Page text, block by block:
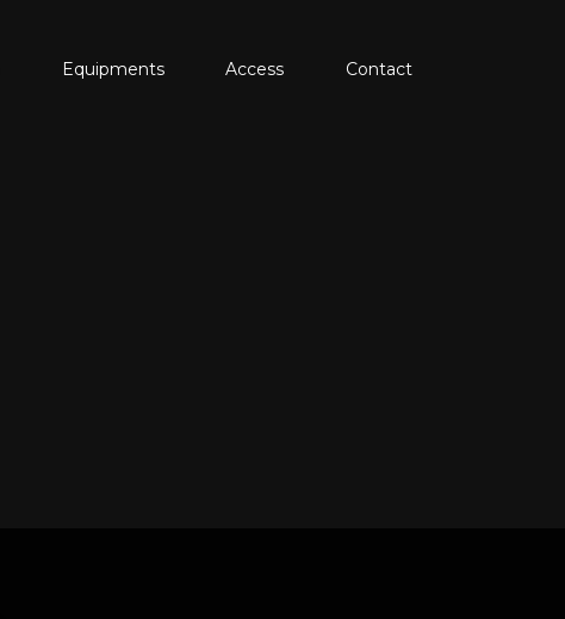
Equipments Access Contact